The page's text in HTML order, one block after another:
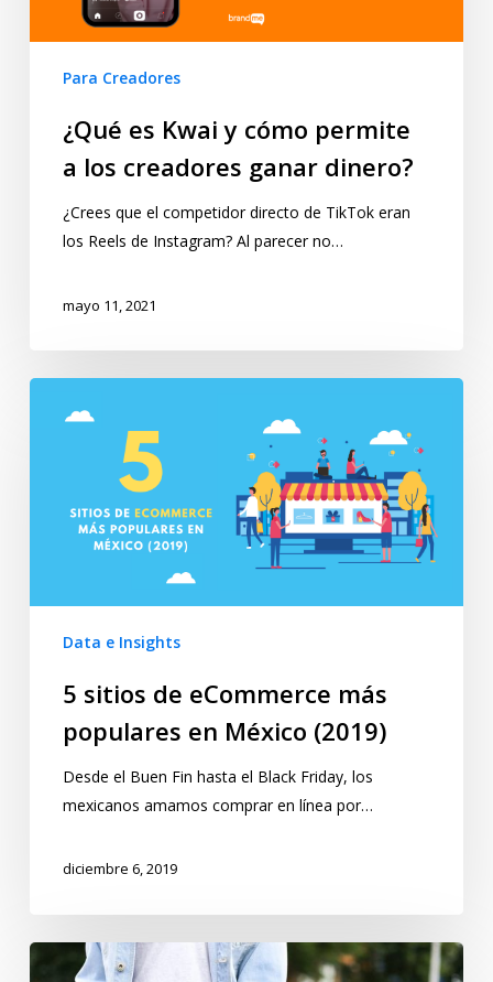
Para Creadores
¿Qué es Kwai y cómo permite
a los creadores ganar dinero?
¿Crees que el competidor directo de TikTok eran
los Reels de Instagram? Al parecer no…
mayo 11, 2021
Data e Insights
5 sitios de eCommerce más
populares en México (2019)
Desde el Buen Fin hasta el Black Friday, los
mexicanos amamos comprar en línea por…
diciembre 6, 2019